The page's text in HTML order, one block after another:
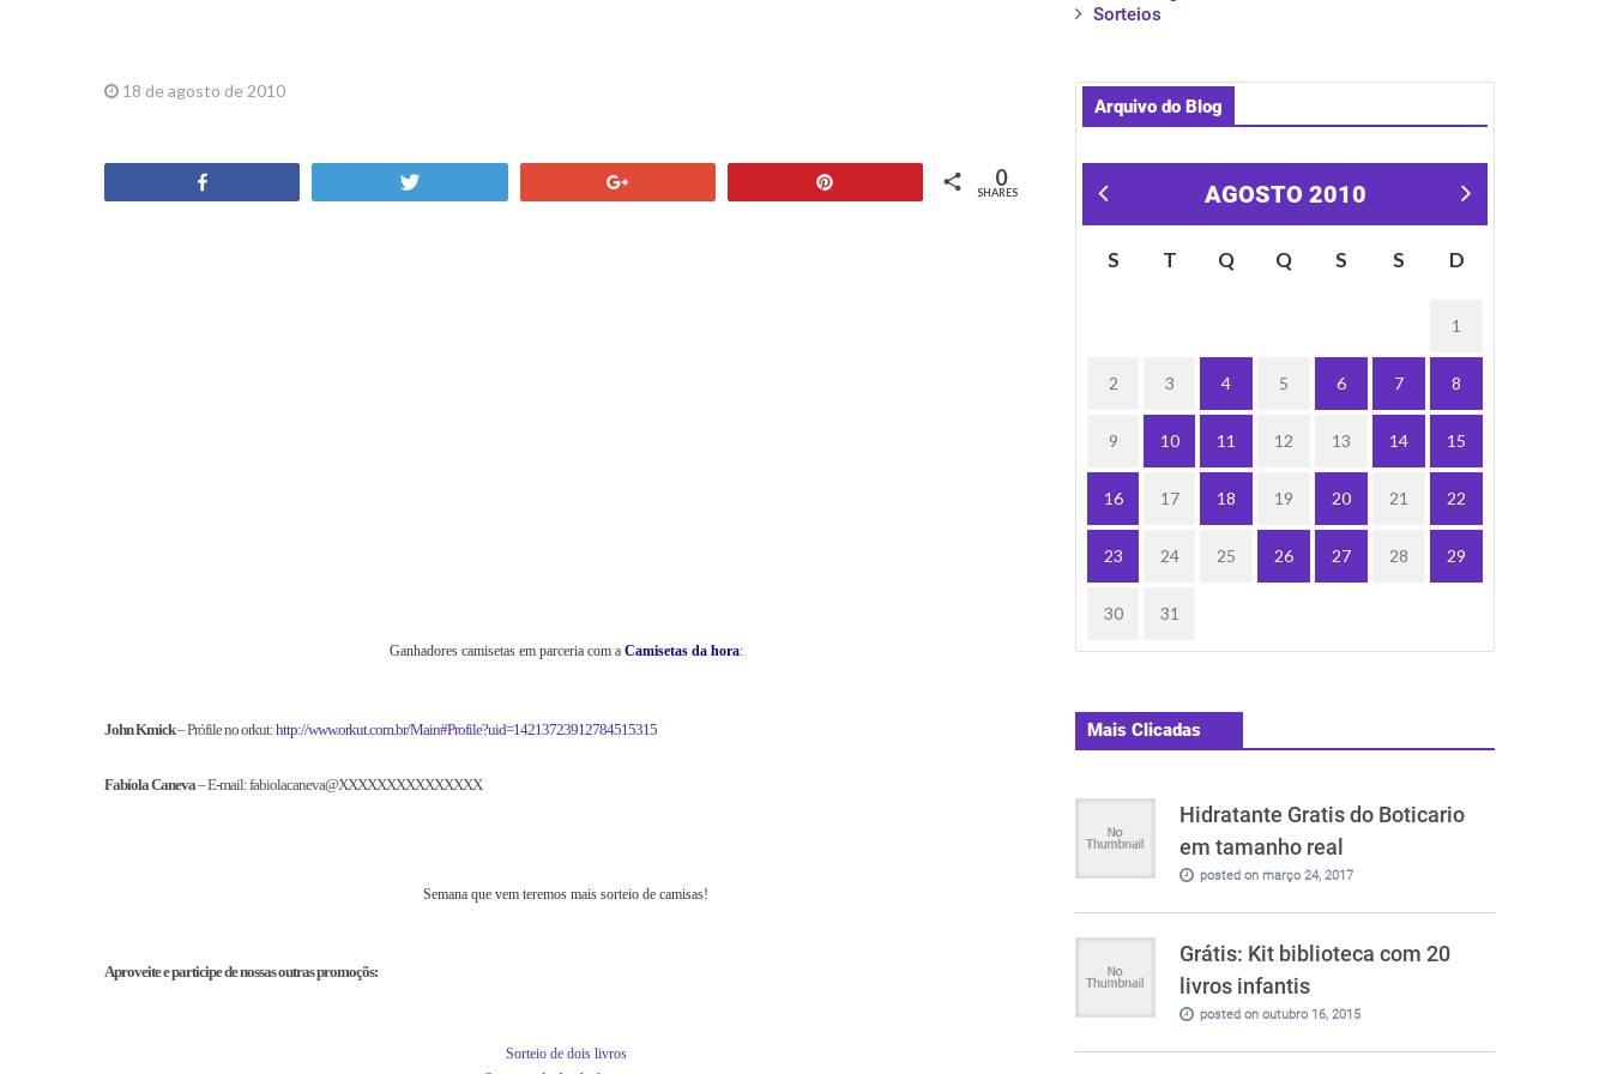
18 de agosto de 2010
SHARES
0
Ganhadores camisetas em parceria com a Camisetas da hora:
John Kmick– Prófile no orkut:http://www.orkut.com.br/Main#Profile?uid=14213723912784515315
Fabíola Caneva– E-mail: fabiolacaneva@XXXXXXXXXXXXXXX
Semana que vem teremos mais sorteio de camisas!
Aproveite e participe de nossas outras promoçõs:
Sorteio de dois livros
Sorteios
Arquivo do Blog
AGOSTO 2010
S T Q Q S S D
« jul set »
1
2 3 4 5 6 7 8
9 10 11 12 13 14 15
16 17 18 19 20 21 22
23 24 25 26 27 28 29
30 31
Mais Clicadas
Hidratante Gratis do Boticario
em tamanho real
posted on março 24, 2017
Grátis: Kit biblioteca com 20
livros infantis
posted on outubro 16, 2015